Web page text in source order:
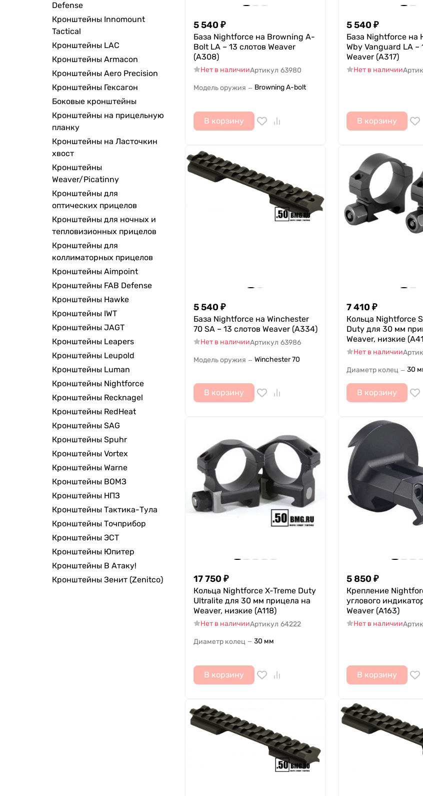
Defense
Кронштейны Innomount
Tactical
Кронштейны LAC
Кронштейны Armacon
Кронштейны Aero Precision
Кронштейны Гексагон
Боковые кронштейны
Кронштейны на прицельную
планку
Кронштейны на Ласточкин
хвост
Кронштейны
Weaver/Picatinny
Кронштейны для
оптических прицелов
Кронштейны для ночных и
тепловизионных прицелов
Кронштейны для
коллиматорных прицелов
Кронштейны Aimpoint
Кронштейны FAB Defense
Кронштейны Hawke
Кронштейны IWT
Кронштейны JAGT
Кронштейны Leapers
Кронштейны Leupold
Кронштейны Luman
Кронштейны Nightforce
Кронштейны Recknagel
Кронштейны RedHeat
Кронштейны SAG
Кронштейны Spuhr
Кронштейны Vortex
Кронштейны Warne
Кронштейны ВОМЗ
Кронштейны НПЗ
Кронштейны Тактика-Тула
Кронштейны Точприбор
Кронштейны ЭСТ
Кронштейны Юпитер
Кронштейны В Атаку!
Кронштейны Зенит (Zenitco)
5 540 ₽
База Nightforce на Browning A-
Bolt LA – 13 слотов Weaver
(A308)
Нет в наличииАртикул 63980
Модель оружия — Browning A-bolt
В корзину
5 540 ₽
База Nightforce на
Wby Vanguard LA –
Weaver (A317)
Нет в наличии
В корзину
5 540 ₽
База Nightforce на Winchester
70 SA – 13 слотов Weaver (A334)
Нет в наличииАртикул 63986
Модель оружия — Winchester 70
В корзину
7 410 ₽
Кольца Nightforce
Duty для 30 мм
Weaver, низкие
Нет в наличии
Диаметр колец — 30
В корзину
17 750 ₽
Кольца Nightforce X-Treme Duty
Ultralite для 30 мм прицела на
Weaver, низкие (A118)
Нет в наличииАртикул 64222
Диаметр колец — 30 мм
В корзину
5 850 ₽
Крепление
углового
Weaver (A163)
Нет в наличии
В корзину